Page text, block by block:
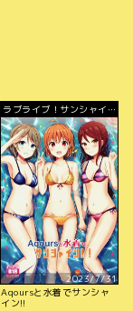
ラブライブ！サンシャイ
ン!!
2023/7/31
Aqoursと水着でサンシャ
イン!!